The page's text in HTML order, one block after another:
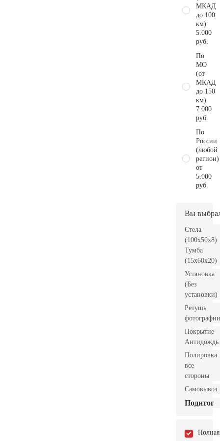
МКАД
до 100
км)
5.000
руб.
По
МО
(от
МКАД
до 150
км)
7.000
руб.
По
России
(любой
регион)
от
5.000
руб.
Вы
Стела
(100x50x8)
Тумба
(15x60x20)
Установка
(Без
установки)
Ретушь
фотографии
Покрытие
Антидождь
Полировка
все
стороны
Самовывоз
Подитог
Полная